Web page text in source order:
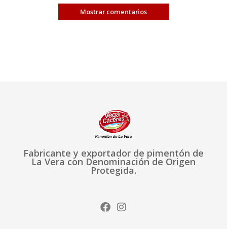
Mostrar comentarios
Fabricante y exportador de pimentón de
La Vera con Denominación de Origen
Protegida.
F
a
I
n